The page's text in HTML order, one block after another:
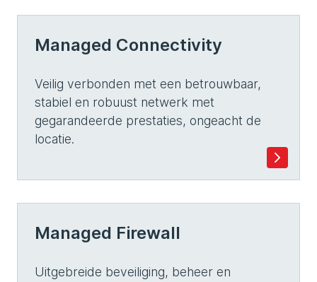
Managed Connectivity
Veilig verbonden met een betrouwbaar,
stabiel en robuust netwerk met
gegarandeerde prestaties, ongeacht de
locatie.
Managed Firewall
Uitgebreide beveiliging, beheer en